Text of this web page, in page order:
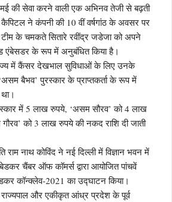
की सेवा करने वाली एक अभिनव तेजी से बढ़ती
ने कंपनी की 10 वीं वर्षगांठ के अवसर पर
टीम के चमकते सितारे रवींद्र जडेजा को अपने
एंबेसडर के रूप में अनुबंधित किया है।
में कैंसर देखभाल सुविधाओं के लिए उनके
बैभव’ पुरस्कार के प्राप्तकर्ता के रूप में
में 5 लाख रुपये, ‘असम सौरव’ को 4 लाख
को 3 लाख रुपये की नकद राशि दी जाती
राम नाथ कोविंद ने नई दिल्ली में विज्ञान भवन में
चैंबर ऑफ कॉमर्स द्वारा आयोजित पांचवें
कॉन्क्लेव-2021 का उद्घाटन किया।
राज्यपाल और एकीकृत आंध्र प्रदेश के पूर्व